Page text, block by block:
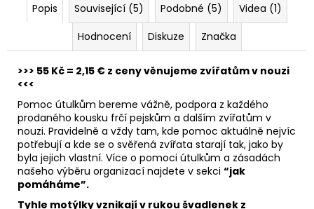
Popis Související (5) Podobné (5)
Videa (1)
Hodnocení
Diskuze Značka
>>> 55 Kč = 2,15 € z ceny věnujeme zvířatům v nouzi
<<<
Pomoc útulkům bereme vážně, podpora z každého
prodaného kousku frčí pejskům a dalším zvířatům v
nouzi. Pravidelně a vždy tam, kde pomoc aktuálně nejvíc
potřebují a kde se o svěřená zvířata starají tak, jako by
byla jejich vlastní. Více o pomoci útulkům a zásadách
našeho výběru organizací najdete v sekci “jak
pomáháme”.
Tyhle motýlky vznikají v rukou švadlenek z